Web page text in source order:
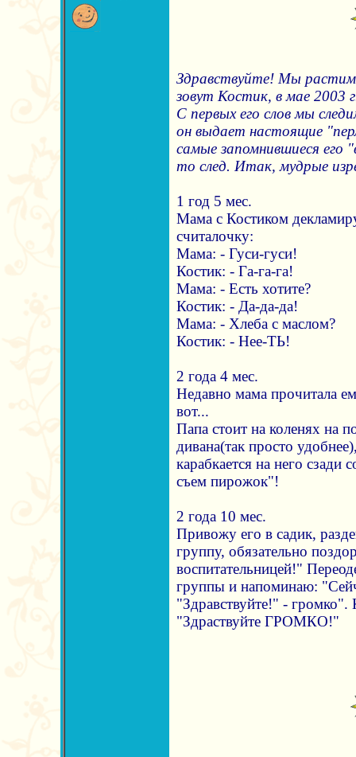
Здравствуйте! Мы растим
зовут Костик, в мае 2003
С первых его слов мы
он выдает настоящие
самые запомнившиеся его
то след. Итак, мудрые
1 год 5 мес.
Мама с Костиком
считалочку:
Мама: - Гуси-гуси!
Костик: - Га-га-га!
Мама: - Есть хотите?
Костик: - Да-да-да!
Мама: - Хлеба с маслом?
Костик: - Нее-ТЬ!
2 года 4 мес.
Недавно мама прочитала
вот...
Папа стоит на коленях на
дивана(так просто
карабкается на него сзади
съем пирожок"!
2 года 10 мес.
Привожу его в садик,
группу, обязательно
воспитательницей!"
группы и напоминаю:
"Здравствуйте!" - громко".
"Здраствуйте ГРОМКО!"